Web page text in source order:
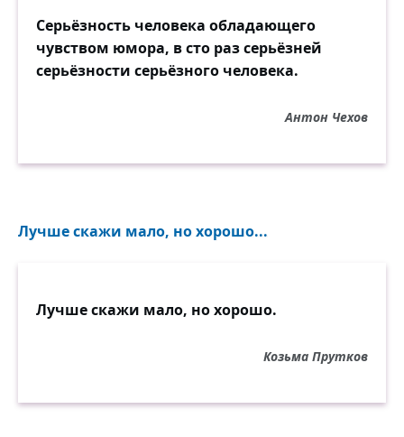
Серьёзность человека обладающего
чувством юмора, в сто раз серьёзней
серьёзности серьёзного человека.
Антон Чехов
Лучше скажи мало, но хорошо...
Лучше скажи мало, но хорошо.
Козьма Прутков